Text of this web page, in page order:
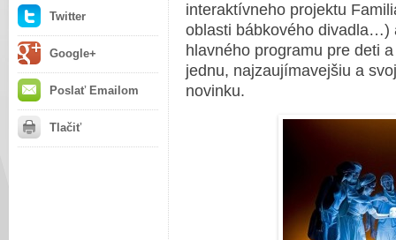
Twitter
Google+
Poslať Emailom
Tlačiť
interaktívneho projektu
oblasti bábkového divadla…)
hlavného programu pre deti
jednu, najzaujímavejšiu a
novinku.